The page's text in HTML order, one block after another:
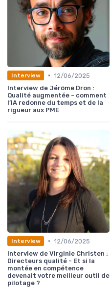
Interview • 12/06/2025
Interview de Jérôme Dron :
Qualité augmentée - comment
l’IA redonne du temps et de la
rigueur aux PME
Interview • 12/06/2025
Interview de Virginie Christen :
Directeurs qualité - Et si la
montée en compétence
devenait votre meilleur outil de
pilotage ?